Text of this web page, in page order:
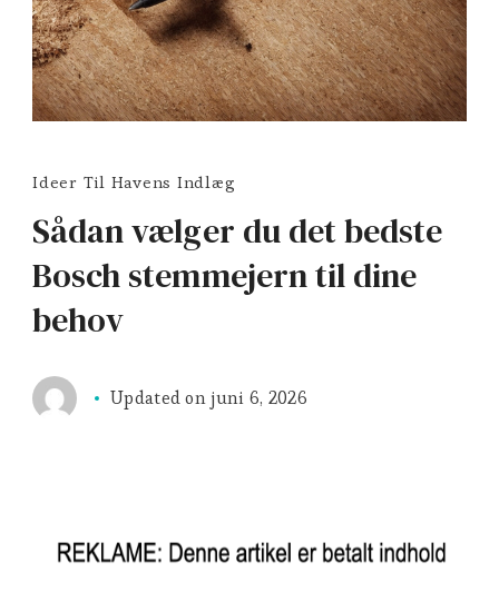
Ideer Til Havens Indlæg
Sådan vælger du det bedste
Bosch stemmejern til dine
behov
Updated on juni 6, 2026